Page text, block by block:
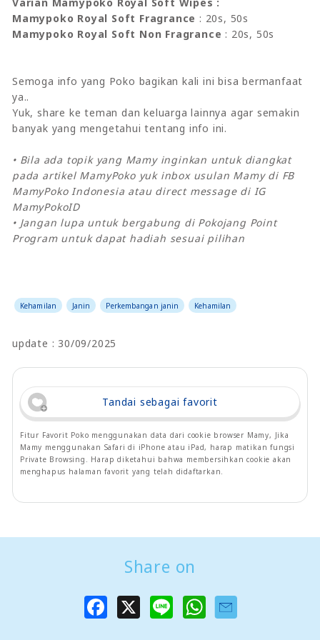
Mamypoko Royal Soft Fragrance : 20s, 50s
Mamypoko Royal Soft Non Fragrance : 20s, 50s
Semoga info yang Poko bagikan kali ini bisa bermanfaat
ya..
Yuk, share ke teman dan keluarga lainnya agar semakin
banyak yang mengetahui tentang info ini.
• Bila ada topik yang Mamy inginkan untuk diangkat
pada artikel MamyPoko yuk inbox usulan Mamy di FB
MamyPoko Indonesia atau direct message di IG
MamyPokoID
• Jangan lupa untuk bergabung di Pokojang Point
Program untuk dapat hadiah sesuai pilihan
Kehamilan Janin Perkembangan janin Kehamilan
update : 30/09/2025
Tandai sebagai favorit
Fitur Favorit Poko menggunakan data dari cookie browser Mamy, Jika
Mamy menggunakan Safari di iPhone atau iPad, harap matikan fungsi
Private Browsing. Harap diketahui bahwa membersihkan cookie akan
menghapus halaman favorit yang telah didaftarkan.
Share on
W